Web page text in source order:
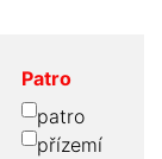
Patro
patro
přízemí